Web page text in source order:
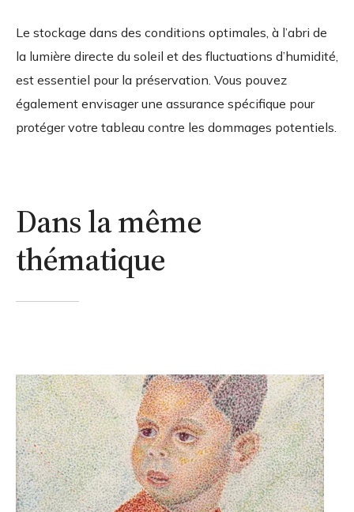
Le stockage dans des conditions optimales, à l’abri de
la lumière directe du soleil et des fluctuations d’humidité,
est essentiel pour la préservation. Vous pouvez
également envisager une assurance spécifique pour
protéger votre tableau contre les dommages potentiels.
Dans la même
thématique